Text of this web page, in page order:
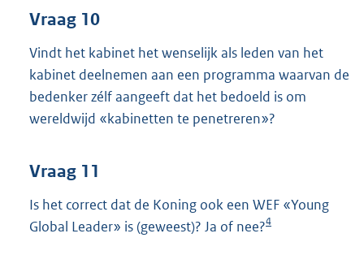
Vraag 10
Vindt het kabinet het wenselijk als leden van het
kabinet deelnemen aan een programma waarvan de
bedenker zélf aangeeft dat het bedoeld is om
wereldwijd «kabinetten te penetreren»?
Vraag 11
Is het correct dat de Koning ook een WEF «Young
Global Leader» is (geweest)? Ja of nee?4